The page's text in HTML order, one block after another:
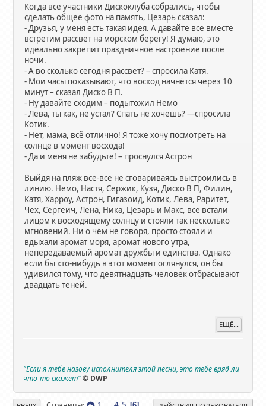
Когда все участники Дискоклуба собрались, чтобы
сделать общее фото на память, Цезарь сказал:
- Друзья, у меня есть такая идея. А давайте все вместе
встретим рассвет на морском берегу! Я думаю, это
идеально закрепит праздничное настроение после
ночи.
- А во сколько сегодня рассвет? – спросила Катя.
- Мои часы показывают, что восход начнётся через 10
минут – сказал Диско В П.
- Ну давайте сходим – подытожил Немо
- Лева, ты как, не устал? Спать не хочешь? —спросила
Котик.
- Нет, мама, всё отлично! Я тоже хочу посмотреть на
солнце в момент восхода!
- Да и меня не забудьте! – проснулся Астрон
Выйдя на пляж все-все не сговариваясь выстроились в
линию. Немо, Настя, Сержик, Кузя, Диско В П, Филин,
Катя, Харроу, Астрон, Гигазоид, Котик, Лёва, Раритет,
Чех, Сергеич, Лена, Ника, Цезарь и Макс, все встали
лицом к восходящему солнцу и стояли так несколько
мгновений. Ни о чём не говоря, просто стояли и
вдыхали аромат моря, аромат нового утра,
непередаваемый аромат дружбы и единства. Однако
если бы кто-нибудь в этот момент оглянулся, он бы
удивился тому, что девятнадцать человек отбрасывают
двадцать теней.
ЕЩЁ...
"Если я тебе назову исполнителя этой песни, это тебе вряд ли
что-то скажет" © DWP